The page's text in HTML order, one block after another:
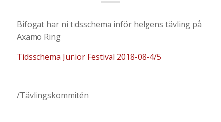
Bifogat har ni tidsschema inför helgens tävling på
Axamo Ring
Tidsschema Junior Festival 2018-08-4/5
/Tävlingskommitén